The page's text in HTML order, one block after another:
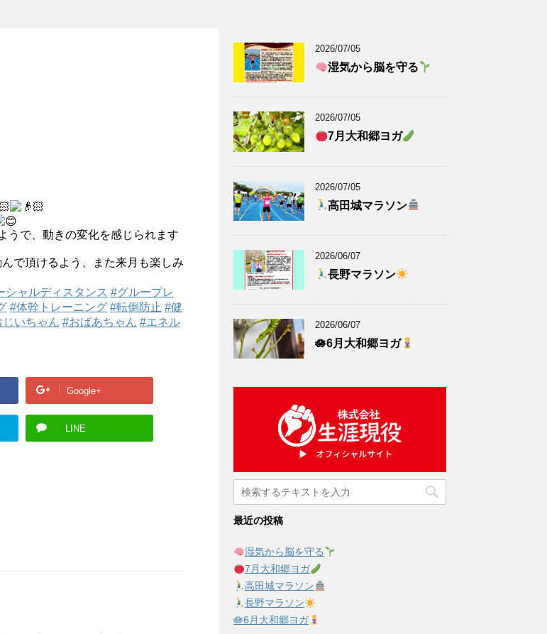
うで、動きの変化を感じられます
で頂けるよう、また来月も楽しみ
シャルディスタンス #グループレ
#体幹トレーニング #転倒防止 #健
じいちゃん #おばあちゃん #エネル
Google+
LINE
2026/07/05
湿気から脳を守る
2026/07/05
7月大和郷ヨガ
2026/07/05
高田城マラソン
2026/06/07
長野マラソン
2026/06/07
🪷6月大和郷ヨガ
最近の投稿
湿気から脳を守る
7月大和郷ヨガ
高田城マラソン
長野マラソン
🪷6月大和郷ヨガ